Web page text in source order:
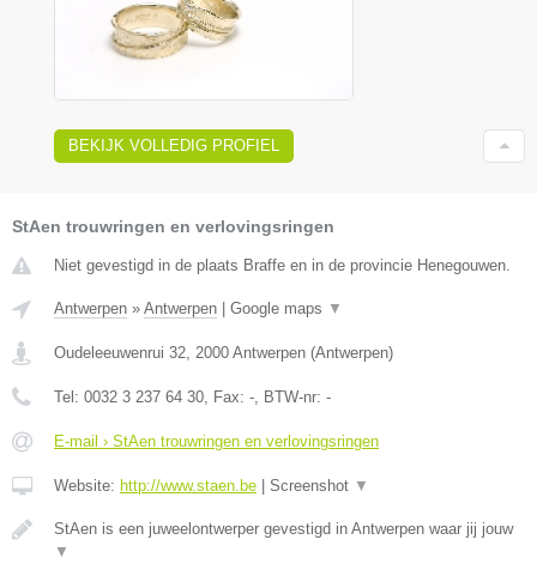
BEKIJK VOLLEDIG PROFIEL
StAen trouwringen en verlovingsringen
Niet gevestigd in de plaats Braffe en in de provincie Henegouwen.
Antwerpen » Antwerpen Google maps ▼
Oudeleeuwenrui 32, 2000 Antwerpen (Antwerpen)
Tel: 0032 3 237 64 30, Fax: -, BTW-nr: -
E-mail › StAen trouwringen en verlovingsringen
Website: http://www.staen.be Screenshot ▼
StAen is een juweelontwerper gevestigd in Antwerpen waar jij jouw
▼